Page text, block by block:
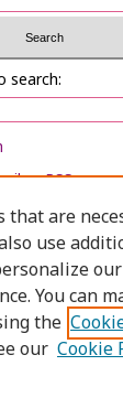
search:
orRSS
that are
use
You can
the
our Cookie